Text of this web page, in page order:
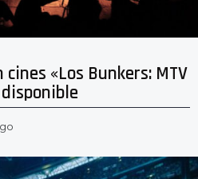
«Los Bunkers: MTV
ñ